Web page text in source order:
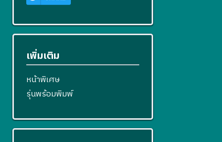
เพิ่มเติม
หน้าพิเศษ
รุ่นพร้อมพิมพ์